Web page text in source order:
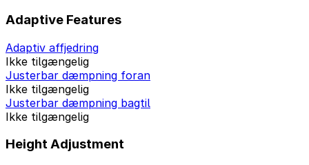
Adaptive Features
Adaptiv affjedring
Ikke tilgængelig
Justerbar dæmpning foran
Ikke tilgængelig
Justerbar dæmpning bagtil
Ikke tilgængelig
Height Adjustment